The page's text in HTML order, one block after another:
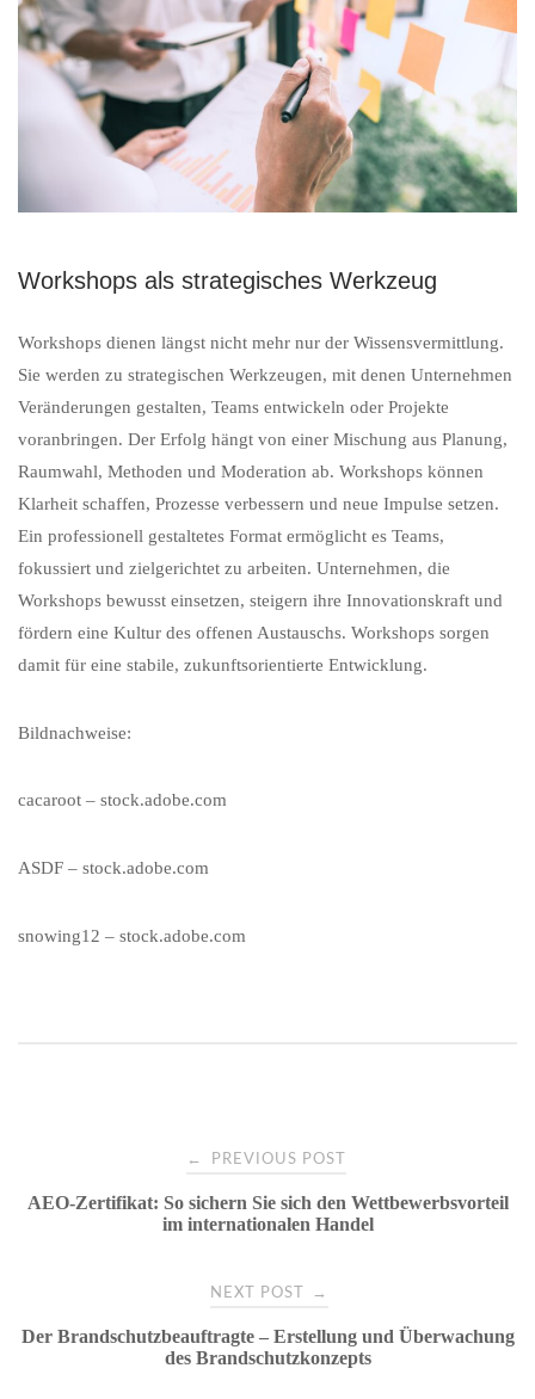
Workshops als strategisches Werkzeug
Workshops dienen längst nicht mehr nur der Wissensvermittlung.
Sie werden zu strategischen Werkzeugen, mit denen Unternehmen
Veränderungen gestalten, Teams entwickeln oder Projekte
voranbringen. Der Erfolg hängt von einer Mischung aus Planung,
Raumwahl, Methoden und Moderation ab. Workshops können
Klarheit schaffen, Prozesse verbessern und neue Impulse setzen.
Ein professionell gestaltetes Format ermöglicht es Teams,
fokussiert und zielgerichtet zu arbeiten. Unternehmen, die
Workshops bewusst einsetzen, steigern ihre Innovationskraft und
fördern eine Kultur des offenen Austauschs. Workshops sorgen
damit für eine stabile, zukunftsorientierte Entwicklung.
Bildnachweise:
cacaroot – stock.adobe.com
ASDF – stock.adobe.com
snowing12 – stock.adobe.com
navigation
← PREVIOUS POST
AEO-Zertifikat: So sichern Sie sich den Wettbewerbsvorteil
im internationalen Handel
NEXT POST →
Der Brandschutzbeauftragte – Erstellung und Überwachung
des Brandschutzkonzepts